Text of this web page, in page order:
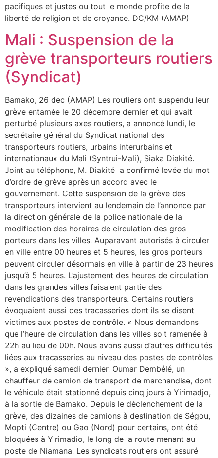
pacifiques et justes ou tout le monde profite de la
liberté de religion et de croyance. DC/KM (AMAP)
Mali : Suspension de la
grève transporteurs routiers
(Syndicat)
Bamako, 26 dec (AMAP) Les routiers ont suspendu leur
grève entamée le 20 décembre dernier et qui avait
perturbé plusieurs axes routiers, a annoncé lundi, le
secrétaire général du Syndicat national des
transporteurs routiers, urbains interurbains et
internationaux du Mali (Syntrui-Mali), Siaka Diakité.
Joint au téléphone, M. Diakité a confirmé levée du mot
d’ordre de grève après un accord avec le
gouvernement. Cette suspension de la grève des
transporteurs intervient au lendemain de l’annonce par
la direction générale de la police nationale de la
modification des horaires de circulation des gros
porteurs dans les villes. Auparavant autorisés à circuler
en ville entre 00 heures et 5 heures, les gros porteurs
peuvent circuler désormais en ville à partir de 23 heures
jusqu’à 5 heures. L’ajustement des heures de circulation
dans les grandes villes faisaient partie des
revendications des transporteurs. Certains routiers
évoquaient aussi des tracasseries dont ils se disent
victimes aux postes de contrôle. « Nous demandons
que l’heure de circulation dans les villes soit ramenée à
22h au lieu de 00h. Nous avons aussi d’autres difficultés
liées aux tracasseries au niveau des postes de contrôles
», a expliqué samedi dernier, Oumar Dembélé, un
chauffeur de camion de transport de marchandise, dont
le véhicule était stationné depuis cinq jours à Yirimadjo,
à la sortie de Bamako. Depuis le déclenchement de la
grève, des dizaines de camions à destination de Ségou,
Mopti (Centre) ou Gao (Nord) pour certains, ont été
bloquées à Yirimadio, le long de la route menant au
poste de Niamana. Les syndicats routiers ont assuré